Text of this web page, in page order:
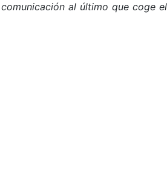
al último que coge el